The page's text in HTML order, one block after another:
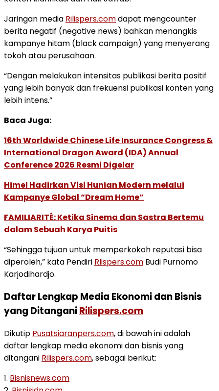
Jaringan media Rilispers.comdapat mengcounter
berita negatif (negative news) bahkan menangkis
kampanye hitam (black campaign) yang menyerang
tokoh atau perusahaan.
“Dengan melakukan intensitas publikasi berita positif
yang lebih banyak dan frekuensi publikasi konten yang
lebih intens.”
Baca Juga:
16th Worldwide Chinese Life Insurance Congress &
International Dragon Award (IDA) Annual
Conference 2026 Resmi Digelar
Himel Hadirkan Visi Hunian Modern melalui
Kampanye Global “Dream Home”
FAMILIARITÉ: Ketika Sinema dan Sastra Bertemu
dalam Sebuah Karya Puitis
“Sehingga tujuan untuk memperkokoh reputasi bisa
diperoleh,” kata Pendiri Rlispers.com Budi Purnomo
Karjodihardjo.
Daftar Lengkap Media Ekonomi dan Bisnis
yang DitanganiRilispers.com
Dikutip Pusatsiaranpers.com, di bawah ini adalah
daftar lengkap media ekonomi dan bisnis yang
ditangani Rilispers.com, sebagai berikut:
1. Bisnisnews.com